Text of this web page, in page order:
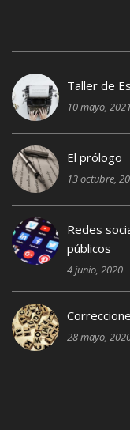
Taller de
10 mayo, 2021
El prólogo
13 octubre,
Redes
públicos
4 junio, 2020
28 mayo,